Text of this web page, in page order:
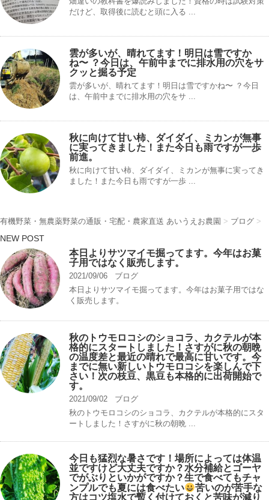
だけど、取得後に読むと頭に入る ...
雲が多いが、晴れてます！明日は雪ですか
ね〜 ？今日は、午前中までに排水用の穴をサ
クッと掘る予定
雲が多いが、晴れてます！明日は雪ですかね〜 ？今日
は、午前中までに排水用の穴をサ ...
秋に向けて甘い柿、ダイダイ、ミカンが無事
に実ってきました！また今日も雨ですが一歩
前進。
秋に向けて甘い柿、ダイダイ、ミカンが無事に実ってき
ました！また今日も雨ですが一歩 ...
有機野菜・無農薬野菜の通販・宅配・農家直送 あいうえお農園 > ブログ >
NEW POST
本日よりサツマイモ掘ってます。今年はお菓
子用ではなく販売します。
2021/09/06
ブログ
本日よりサツマイモ掘ってます。今年はお菓子用ではな
く販売します。
秋のトウモロコシのショコラ、カクテルが本
格的にスタートしました！さすがに秋の朝晩
の温度差と最近の晴れで最高に甘いです。今
までに無い新しいトウモロコシを楽しんで下
さい！次の枝豆、黒豆も本格的に出荷開始で
す。
2021/09/02
ブログ
秋のトウモロコシのショコラ、カクテルが本格的にスタ
ートしました！さすがに秋の朝晩 ...
今日も猛烈な暑さです！場所によっては体温
並ですけど大丈夫ですか？水分補給とゴーヤ
でがぶりといかがですか？生で食べてもチャ
ンプルでも夏には食べたい
苦いのが苦手な
方はコツ塩水で暫く付けておくと苦味が減り